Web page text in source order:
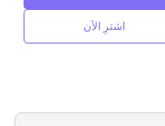
اشترِ الآن